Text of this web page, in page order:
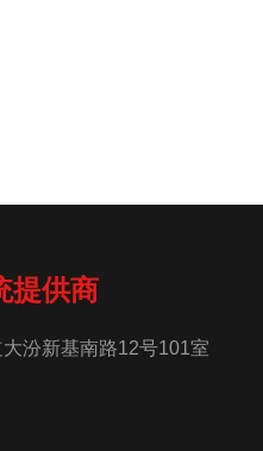
提供商
汾新基南路12号101室